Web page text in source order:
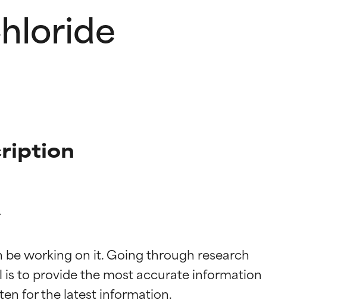
be working on it. Going through research
to provide the most accurate information